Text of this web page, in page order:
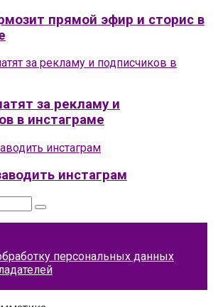
прямой эфир и сторис в
за рекламу и
в инстаграме
инстаграм
персональных данных